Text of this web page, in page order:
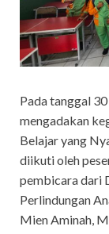
Pada tanggal
mengadakan
Belajar yang
diikuti oleh
pembicara dari
Perlindungan
Mien Aminah,